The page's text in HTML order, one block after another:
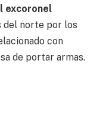
excoronel
del norte por los
con
de portar armas.